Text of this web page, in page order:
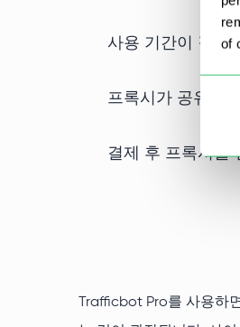
of
사용 기간이 길고
프록시가 공유된
결제 후 프록시를
Trafficbot Pro를 사용하